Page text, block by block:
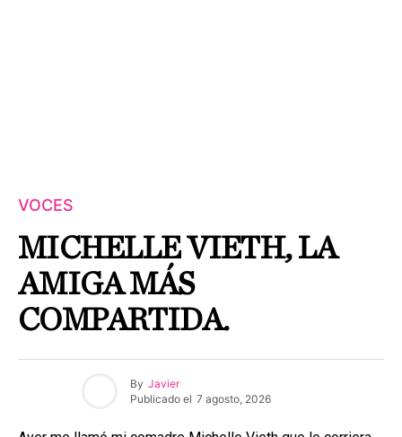
VOCES
MICHELLE VIETH, LA
AMIGA MÁS
COMPARTIDA.
By Javier
Publicado el 7 agosto, 2026